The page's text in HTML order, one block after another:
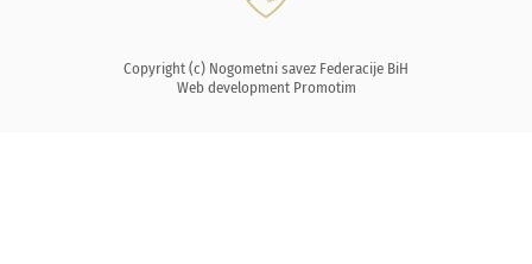
Copyright (c) Nogometni savez Federacije BiH
Web development Promotim